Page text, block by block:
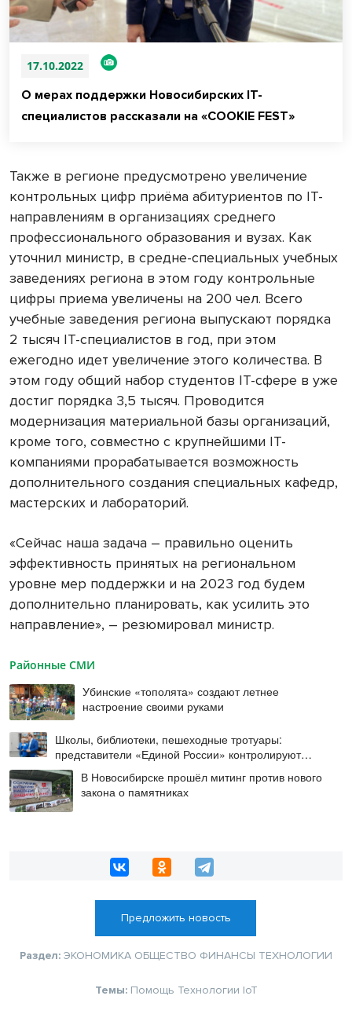
17.10.2022
О мерах поддержки Новосибирских IT-
специалистов рассказали на «COOKIE FEST»
Также в регионе предусмотрено увеличение
контрольных цифр приёма абитуриентов по IT-
направлениям в организациях среднего
профессионального образования и вузах. Как
уточнил министр, в средне-специальных учебных
заведениях региона в этом году контрольные
цифры приема увеличены на 200 чел. Всего
учебные заведения региона выпускают порядка
2 тысяч IT-специалистов в год, при этом
ежегодно идет увеличение этого количества. В
этом году общий набор студентов IT-сфере в уже
достиг порядка 3,5 тысяч. Проводится
модернизация материальной базы организаций,
кроме того, совместно с крупнейшими IT-
компаниями прорабатывается возможность
дополнительного создания специальных кафедр,
мастерских и лабораторий.
«Сейчас наша задача – правильно оценить
эффективность принятых на региональном
уровне мер поддержки и на 2023 год будем
дополнительно планировать, как усилить это
направление», – резюмировал министр.
Районные СМИ
Убинские «тополята» создают летнее
настроение своими руками
Школы, библиотеки, пешеходные тротуары:
представители «Единой России» контролируют
работы на социальных объектах
В Новосибирске прошёл митинг против нового
закона о памятниках
Предложить новость
Раздел: ЭКОНОМИКА ОБЩЕСТВО ФИНАНСЫ ТЕХНОЛОГИИ
Темы: Помощь Технологии IoT